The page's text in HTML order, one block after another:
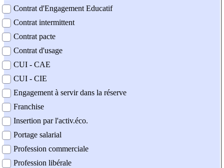
Contrat d'Engagement Educatif
Contrat intermittent
Contrat pacte
Contrat d'usage
CUI - CAE
CUI - CIE
Engagement à servir dans la réserve
Franchise
Insertion par l'activ.éco.
Portage salarial
Profession commerciale
Profession libérale